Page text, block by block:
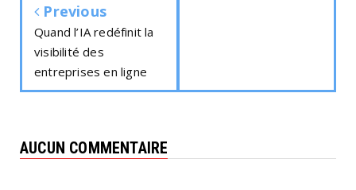
Previous
Quand l’IA redéfinit la
visibilité des
entreprises en ligne
AUCUN COMMENTAIRE